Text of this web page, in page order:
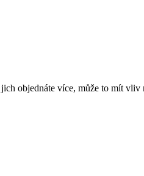
objednáte více, může to mít vliv